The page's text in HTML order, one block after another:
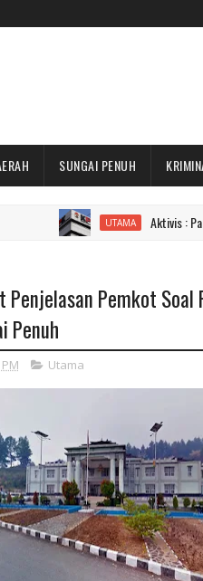
SUNGAI PENUH
UTAMA Aktivis : Pak KPK
Pemkot Soal
Penuh
Utama